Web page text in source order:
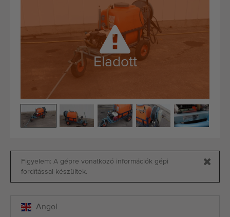
Minőségi gépek
Szakértő személyzet
Kiszállítás világszerte
1977-óta
Eladott
Figyelem: A gépre vonatkozó információk gépi
fordítással készültek.
Angol